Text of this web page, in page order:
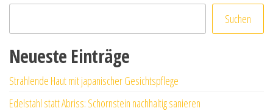
Suchen
Neueste Einträge
Strahlende Haut mit japanischer Gesichtspflege
Edelstahl statt Abriss: Schornstein nachhaltig sanieren